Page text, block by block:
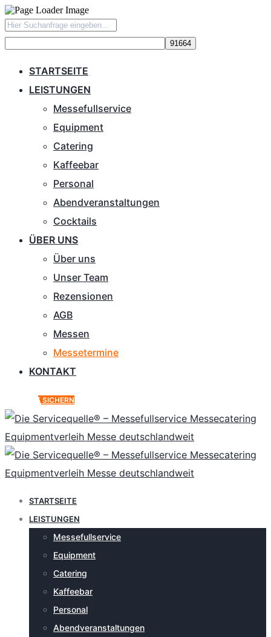
STARTSEITE
LEISTUNGEN
Messefullservice
Equipment
Catering
Kaffeebar
Personal
Abendveranstaltungen
Cocktails
ÜBER UNS
Über uns
Unser Team
Rezensionen
AGB
Messen
Messetermine
KONTAKT
ANGEBOT SICHERN
STARTSEITE
LEISTUNGEN
Messefullservice
Equipment
Catering
Kaffeebar
Personal
Abendveranstaltungen